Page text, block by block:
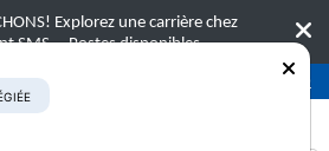
Explorez une carrière chez
SMS.
Postes disponibles
450-781-9600